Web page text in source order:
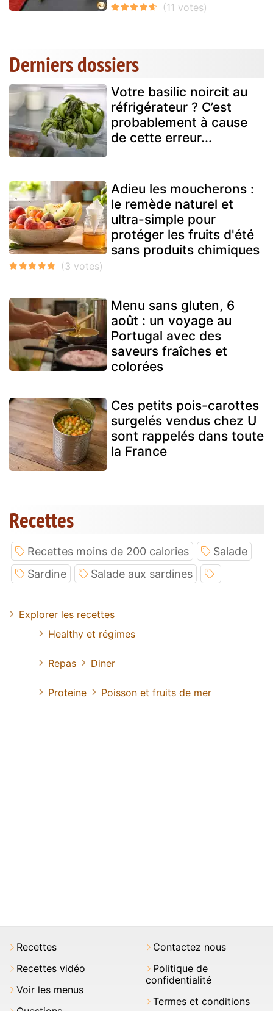
Derniers dossiers
Votre basilic noircit au
réfrigérateur ? C’est
probablement à cause
de cette erreur...
Adieu les moucherons :
le remède naturel et
ultra-simple pour
protéger les fruits d'été
sans produits chimiques
Menu sans gluten, 6
août : un voyage au
Portugal avec des
saveurs fraîches et
colorées
Ces petits pois-carottes
surgelés vendus chez U
sont rappelés dans toute
la France
Recettes
Recettes moins de 200 calories
Salade
Sardine
Salade aux sardines
Explorer les recettes
Healthy et régimes
Repas Diner
Proteine Poisson et fruits de mer
Recettes
Recettes vidéo
Voir les menus
Contactez nous
Politique de
confidentialité
Termes et conditions